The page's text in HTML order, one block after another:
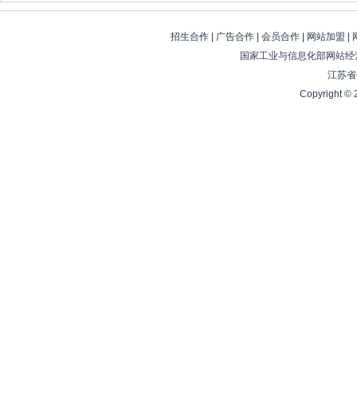
招生合作| 广告合作| 会员合作| 网站加盟
国家工业与信息化部网站
江苏
Copyright ©